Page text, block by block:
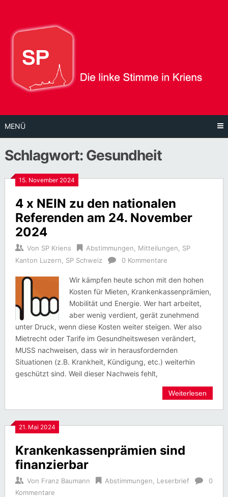
Inhalt
MENÜ
Schlagwort: Gesundheit
15. November 2024
4 x NEIN zu den nationalen
Referenden am 24. November
2024
Von SP Kriens Abstimmungen Mitteilungen
SP
Kanton Luzern
SP Schweiz 0 Kommentare
Wir kämpfen heute schon mit den hohen
Kosten für Mieten, Krankenkassenprämien,
Mobilität und Energie. Wer hart arbeitet,
aber wenig verdient, gerät zunehmend
unter Druck, wenn diese Kosten weiter steigen. Wer also
Mietrecht oder Tarife im Gesundheitswesen verändert,
MUSS nachweisen, dass wir in herausfordernden
Situationen (z.B. Krankheit, Kündigung, etc.) weiterhin
geschützt sind. Weil dieser Nachweis fehlt,
Weiterlesen
21. Mai 2024
Krankenkassenprämien sind
finanzierbar
Von Franz Baumann Abstimmungen Leserbrief
0
Kommentare